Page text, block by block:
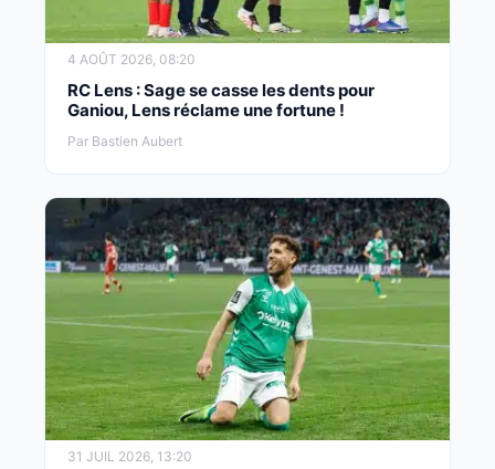
4 AOÛT 2026, 08:20
RC Lens : Sage se casse les dents pour
Ganiou, Lens réclame une fortune !
Par Bastien Aubert
31 JUIL 2026, 13:20